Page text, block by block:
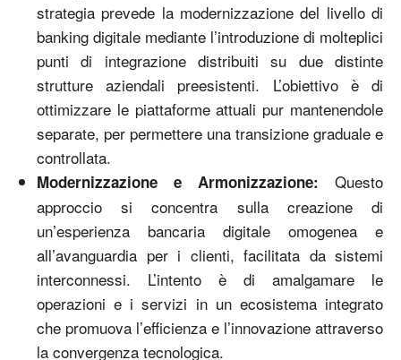
strategia prevede la modernizzazione del livello di
banking digitale mediante l’introduzione di molteplici
punti di integrazione distribuiti su due distinte
strutture aziendali preesistenti. L’obiettivo è di
ottimizzare le piattaforme attuali pur mantenendole
separate, per permettere una transizione graduale e
controllata.
Modernizzazione e Armonizzazione: Questo
approccio si concentra sulla creazione di
un’esperienza bancaria digitale omogenea e
all’avanguardia per i clienti, facilitata da sistemi
interconnessi. L’intento è di amalgamare le
operazioni e i servizi in un ecosistema integrato
che promuova l’efficienza e l’innovazione attraverso
la convergenza tecnologica.